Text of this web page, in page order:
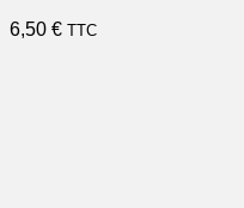
6,50 € TTC